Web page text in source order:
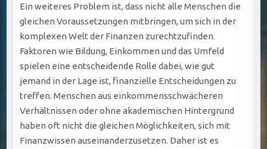
Ein weiteres Problem ist, dass nicht alle Menschen die
gleichen Voraussetzungen mitbringen, um sich in der
komplexen Welt der Finanzen zurechtzufinden.
Faktoren wie Bildung, Einkommen und das Umfeld
spielen eine entscheidende Rolle dabei, wie gut
jemand in der Lage ist, finanzielle Entscheidungen zu
treffen. Menschen aus einkommensschwächeren
Verhältnissen oder ohne akademischen Hintergrund
haben oft nicht die gleichen Möglichkeiten, sich mit
Finanzwissen auseinanderzusetzen. Daher ist es